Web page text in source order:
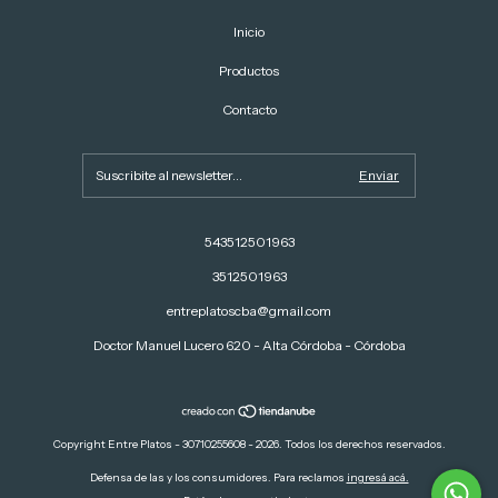
Inicio
Productos
Contacto
543512501963
3512501963
entreplatoscba@gmail.com
Doctor Manuel Lucero 620 - Alta Córdoba - Córdoba
Copyright Entre Platos - 30710255608 - 2026. Todos los derechos reservados.
Defensa de las y los consumidores. Para reclamos ingresá acá.